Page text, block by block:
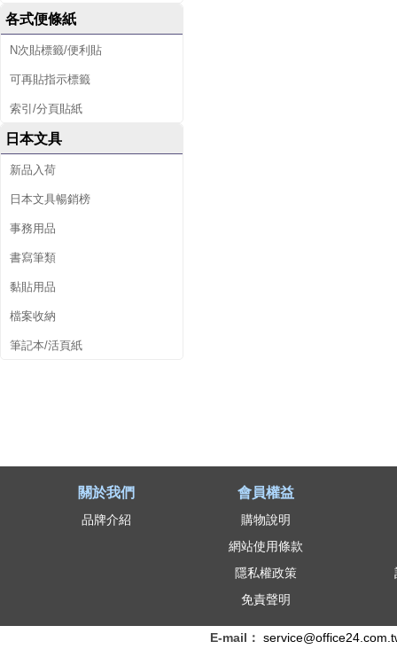
各式便條紙
N次貼標籤/便利貼
可再貼指示標籤
索引/分頁貼紙
日本文具
新品入荷
日本文具暢銷榜
事務用品
書寫筆類
黏貼用品
檔案收納
筆記本/活頁紙
關於我們
品牌介紹
會員權益
購物說明
網站使用條款
隱私權政策
免責聲明
E-mail：